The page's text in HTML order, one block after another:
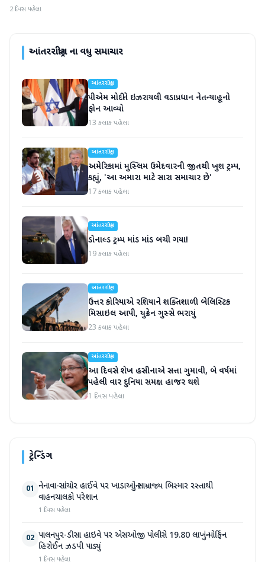
2 દિવસ પહેલા
આંતરરાષ્ટ્રીયના વધુ સમાચાર
આંતરરાષ્ટ્રીય
પીએમ મોદીને ઇઝરાયલી વડાપ્રધાન નેતન્યાહૂનો
ફોન આવ્યો
13 કલાક પહેલા
આંતરરાષ્ટ્રીય
અમેરિકામાં મુસ્લિમ ઉમેદવારની જીતથી ખુશ ટ્રમ્પ,
કહ્યું, 'આ અમારા માટે સારા સમાચાર છે'
17 કલાક પહેલા
આંતરરાષ્ટ્રીય
ડોનાલ્ડ ટ્રમ્પ માંડ માંડ બચી ગયા!
19 કલાક પહેલા
આંતરરાષ્ટ્રીય
ઉત્તર કોરિયાએ રશિયાને શક્તિશાળી બેલિસ્ટિક
મિસાઇલ આપી, યુક્રેન ગુસ્સે ભરાયું
23 કલાક પહેલા
આંતરરાષ્ટ્રીય
આ દિવસે શેખ હસીનાએ સત્તા ગુમાવી, બે વર્ષમાં
પહેલી વાર દુનિયા સમક્ષ હાજર થશે
1 દિવસ પહેલા
ટ્રેન્ડિંગ
01 નેનાવા-સાંચોર હાઈવે પર ખાડાઓનું સામ્રાજ્ય બિસ્માર રસ્તાથી
વાહનચાલકો પરેશાન
1 દિવસ પહેલા
02 પાલનપુર-ડીસા હાઇવે પર એસઓજી પોલીસે 19.80 લાખનું મોર્ફિન
હિરોઈન ઝડપી પાડ્યું
1 દિવસ પહેલા